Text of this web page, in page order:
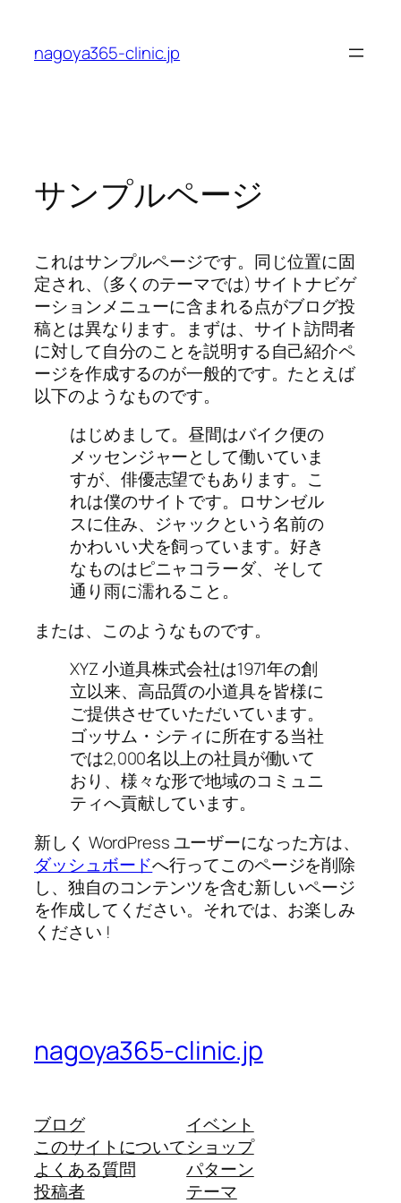
nagoya365-clinic.jp
サンプルページ
これはサンプルページです。同じ位置に固
定され、(多くのテーマでは) サイトナビゲ
ーションメニューに含まれる点がブログ投
稿とは異なります。まずは、サイト訪問者
に対して自分のことを説明する自己紹介ペ
ージを作成するのが一般的です。たとえば
以下のようなものです。
はじめまして。昼間はバイク便の
メッセンジャーとして働いていま
すが、俳優志望でもあります。こ
れは僕のサイトです。ロサンゼル
スに住み、ジャックという名前の
かわいい犬を飼っています。好き
なものはピニャコラーダ、そして
通り雨に濡れること。
または、このようなものです。
XYZ 小道具株式会社は1971年の創
立以来、高品質の小道具を皆様に
ご提供させていただいています。
ゴッサム・シティに所在する当社
では2,000名以上の社員が働いて
おり、様々な形で地域のコミュニ
ティへ貢献しています。
新しく WordPress ユーザーになった方は、
ダッシュボードへ行ってこのページを削除
し、独自のコンテンツを含む新しいページ
を作成してください。それでは、お楽しみ
ください !
nagoya365-clinic.jp
ブログ
このサイトについて
よくある質問
投稿者
イベント
ショップ
パターン
テーマ